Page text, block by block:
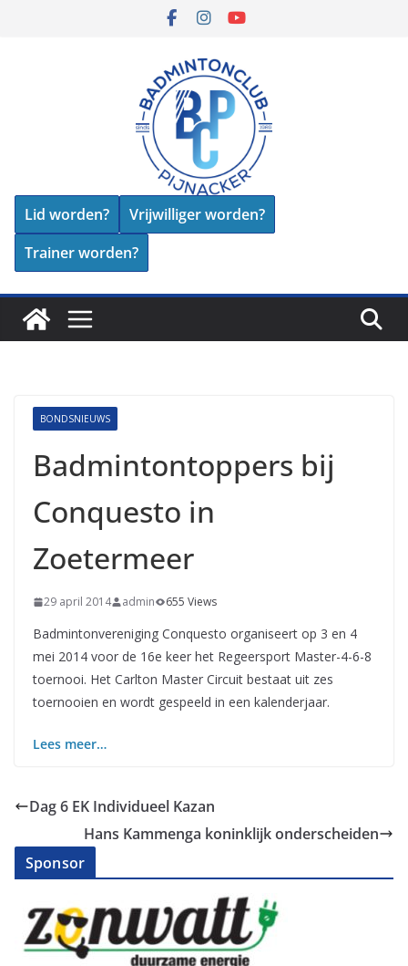
Lid worden?
Vrijwilliger worden?
Trainer worden?
BONDSNIEUWS
Badmintontoppers bij
Conquesto in
Zoetermeer
29 april 2014 admin 655 Views
Badmintonvereniging Conquesto organiseert op 3 en 4
mei 2014 voor de 16e keer het Regeersport Master-4-6-8
toernooi. Het Carlton Master Circuit bestaat uit zes
toernooien en wordt gespeeld in een kalenderjaar.
Lees meer…
Dag 6 EK Individueel Kazan
Hans Kammenga koninklijk onderscheiden
Sponsor